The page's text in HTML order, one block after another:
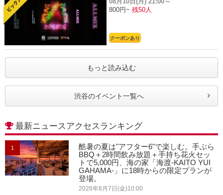
800円~ 残50人
クーポンあり
もっと読み込む
渋谷のイベント一覧へ
最新ニュースアクセスランキング
1
酷暑の夏は"アフター6"で楽しむ。手ぶら
BBQ＋2時間飲み放題＋手持ち花火セッ
トで5,000円、海の家「海渡-KAITO YUI
GAHAMA-」に18時からの限定プランが
登場。
2026年8月7日(金)10:00